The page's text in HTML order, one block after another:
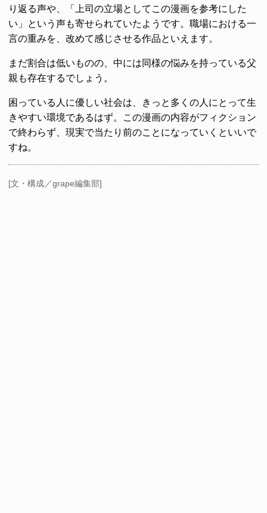
り返る声や、「上司の立場としてこの漫画を参考にした
い」という声も寄せられていたようです。職場における一
言の重みを、改めて感じさせる作品といえます。
まだ割合は低いものの、中には同様の悩みを持っている父
親も存在するでしょう。
困っている人に優しい社会は、きっと多くの人にとって生
きやすい環境であるはず。この漫画の内容がフィクション
で終わらず、現実で当たり前のことになっていくといいで
すね。
[文・構成／grape編集部]